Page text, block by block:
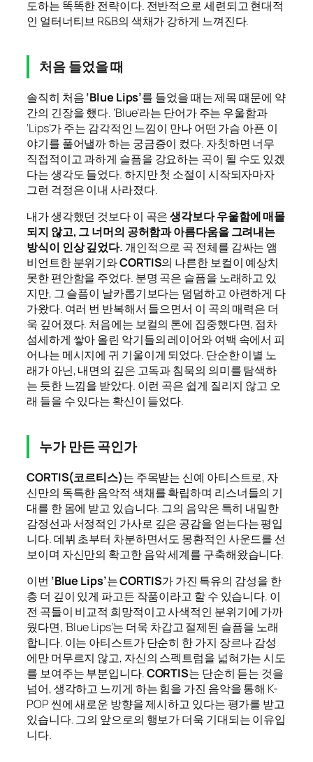
도하는 똑똑한 전략이다. 전반적으로 세련되고 현대적
인 얼터너티브 R&B의 색채가 강하게 느껴진다.
처음 들었을 때
솔직히 처음‘Blue Lips’를 들었을 때는 제목 때문에 약
간의 긴장을 했다. ‘Blue’라는 단어가 주는 우울함과
‘Lips’가 주는 감각적인 느낌이 만나 어떤 가슴 아픈 이
야기를 풀어낼까 하는 궁금증이 컸다. 자칫하면 너무
직접적이고 과하게 슬픔을 강요하는 곡이 될 수도 있겠
다는 생각도 들었다. 하지만 첫 소절이 시작되자마자
그런 걱정은 이내 사라졌다.
내가 생각했던 것보다 이 곡은생각보다 우울함에 매몰
되지 않고, 그 너머의 공허함과 아름다움을 그려내는
방식이 인상 깊었다. 개인적으로 곡 전체를 감싸는 앰
비언트한 분위기와CORTIS의 나른한 보컬이 예상치
못한 편안함을 주었다. 분명 곡은 슬픔을 노래하고 있
지만, 그 슬픔이 날카롭기보다는 덤덤하고 아련하게 다
가왔다. 여러 번 반복해서 들으면서 이 곡의 매력은 더
욱 깊어졌다. 처음에는 보컬의 톤에 집중했다면, 점차
섬세하게 쌓아 올린 악기들의 레이어와 여백 속에서 피
어나는 메시지에 귀 기울이게 되었다. 단순한 이별 노
래가 아닌, 내면의 깊은 고독과 침묵의 의미를 탐색하
는 듯한 느낌을 받았다. 이런 곡은 쉽게 질리지 않고 오
래 들을 수 있다는 확신이 들었다.
누가 만든 곡인가
CORTIS(코르티스)는 주목받는 신예 아티스트로, 자
신만의 독특한 음악적 색채를 확립하며 리스너들의 기
대를 한 몸에 받고 있습니다. 그의 음악은 특히 내밀한
감정선과 서정적인 가사로 깊은 공감을 얻는다는 평입
니다. 데뷔 초부터 차분하면서도 몽환적인 사운드를 선
보이며 자신만의 확고한 음악 세계를 구축해왔습니다.
이번 ‘Blue Lips’는CORTIS가 가진 특유의 감성을 한
층 더 깊이 있게 파고든 작품이라고 할 수 있습니다. 이
전 곡들이 비교적 희망적이고 사색적인 분위기에 가까
웠다면, ‘Blue Lips’는 더욱 차갑고 절제된 슬픔을 노래
합니다. 이는 아티스트가 단순히 한 가지 장르나 감성
에만 머무르지 않고, 자신의 스펙트럼을 넓혀가는 시도
를 보여주는 부분입니다.CORTIS는 단순히 듣는 것을
넘어, 생각하고 느끼게 하는 힘을 가진 음악을 통해 K-
POP 씬에 새로운 방향을 제시하고 있다는 평가를 받고
있습니다. 그의 앞으로의 행보가 더욱 기대되는 이유입
니다.